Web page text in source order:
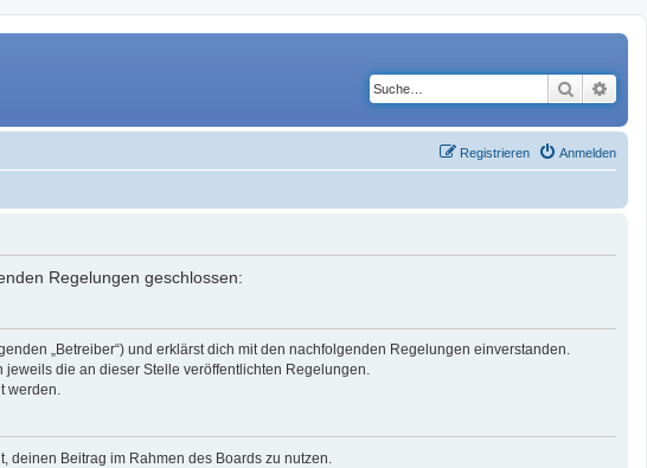
Suche
Anmelden
Registrieren
Regelungen geschlossen:
„Betreiber“) und erklärst dich mit den nachfolgenden Regelungen einverstanden.
die an dieser Stelle veröffentlichten Regelungen.
werden.
deinen Beitrag im Rahmen des Boards zu nutzen.